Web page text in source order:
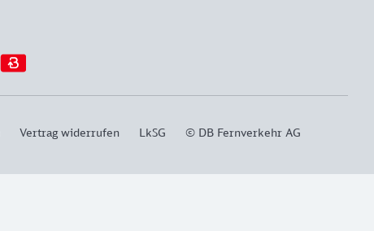
Vertrag widerrufen LkSG © DB Fernverkehr AG